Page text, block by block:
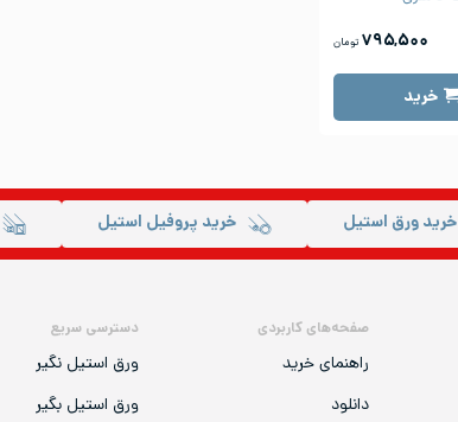
۷۹۵,۵۰۰ تومان
خرید
خرید ورق استیل خرید پروفیل استیل
صفحه‌های کاربردی
راهنمای خرید
دانلود
دسترسی سریع
ورق استیل نگیر
ورق استیل بگیر